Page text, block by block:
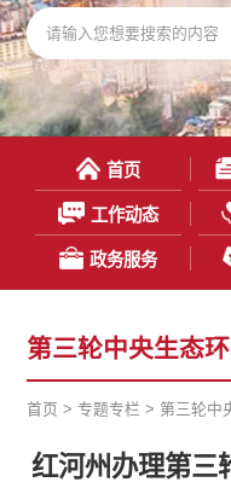
首页
工作动态
政务服务
第三轮中央生态
首页 >专题专栏 > 第三轮中
红河州办理第三